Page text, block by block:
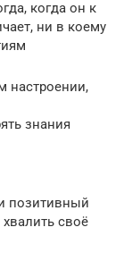
когда он к
ни в коему
настроении,
знания
позитивный
своё